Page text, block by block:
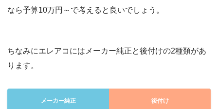
なら予算10万円～で考えると良いでしょう。
ちなみにエレアコにはメーカー純正と後付けの2種類があ
ります。
メーカー純正 後付け